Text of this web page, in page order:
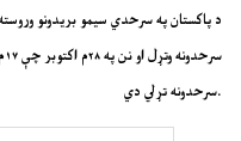
د پاکستان په سرحدي سیمو بریدونو
سرحدونه تړلي دي.